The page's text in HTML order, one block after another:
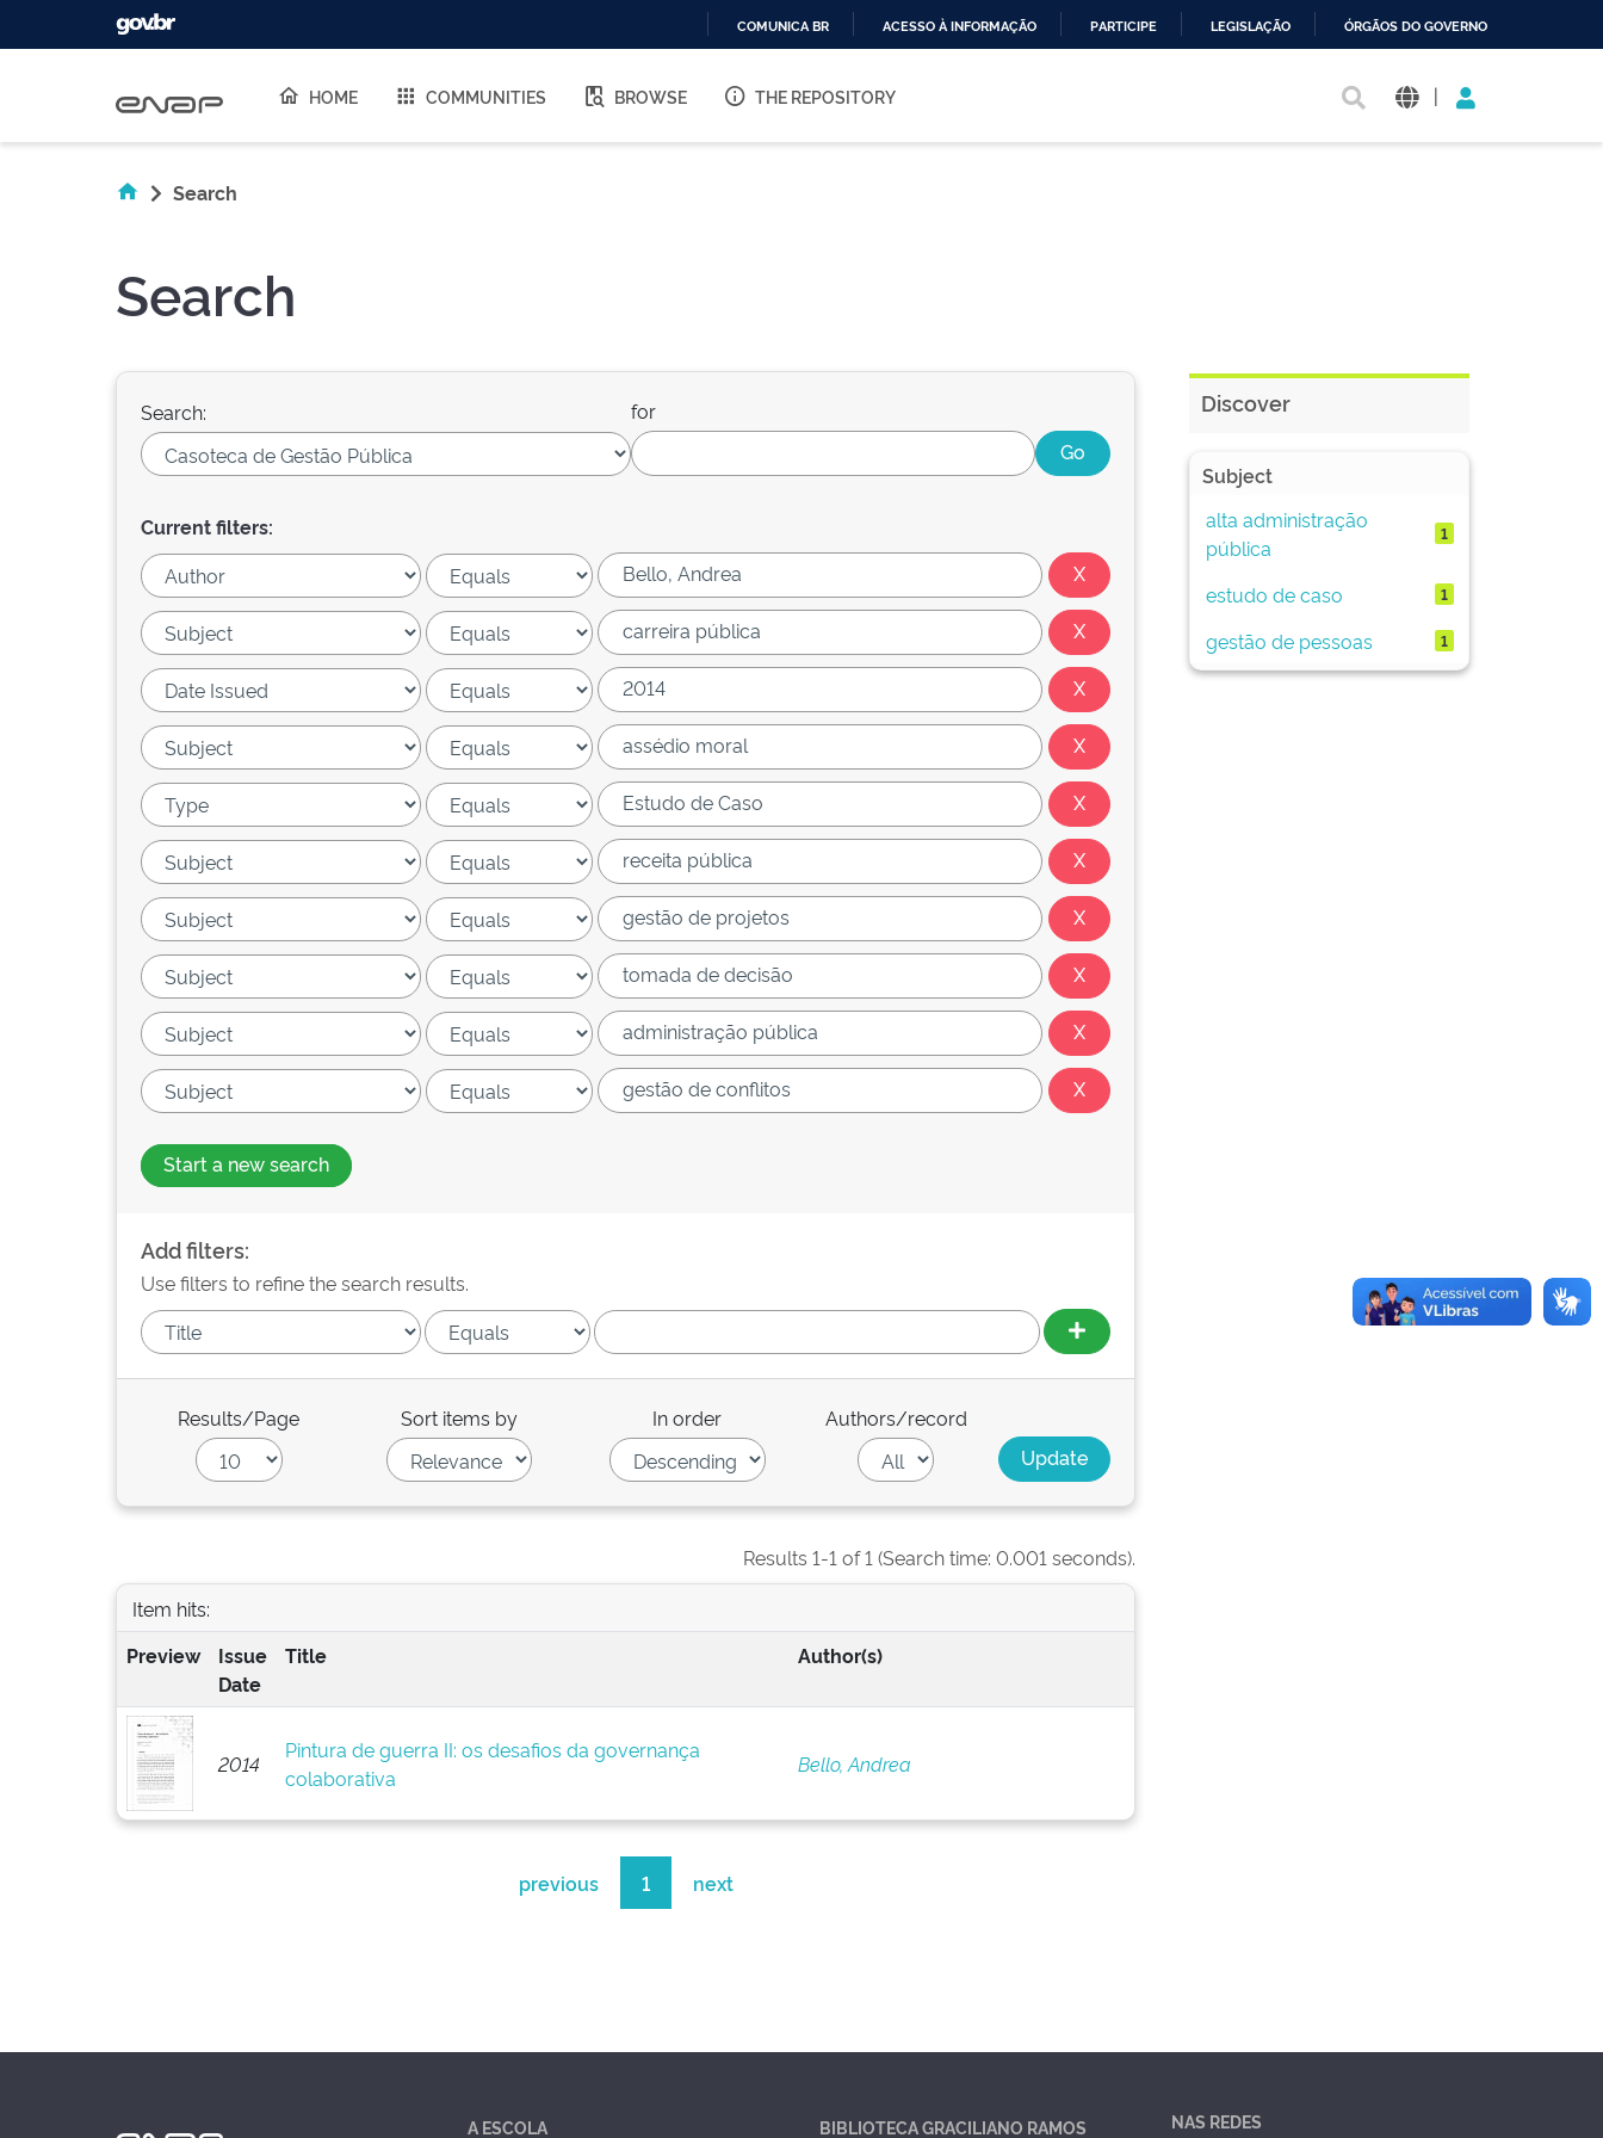
O
COMUNICA BR ACESSO À INFORMAÇÃO PARTICIPE LEGISLAÇÃO ÓRGÃOS DO GOVERNO
HOME COMMUNITIES BROWSE THE REPOSITORY |
Search
Search
Search: for
Current filters:
Start a new search
Add filters:
Use filters to refine the search results.
Results/Page Sort items by In order Authors/record
Results 1-1 of 1 (Search time: 0.001 seconds).
Item hits:
Preview
Issue
Date
Title Author(s)
2014
Pintura de guerra II: os desafios da governança
colaborativa
Bello, Andrea
previous 1 next
Discover
Subject
alta administração
pública
1
estudo de caso 1
gestão de pessoas 1
A ESCOLA BIBLIOTECA GRACILIANO RAMOS NAS REDES